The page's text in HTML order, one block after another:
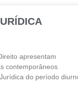
apresentam
contemporâneos
do período